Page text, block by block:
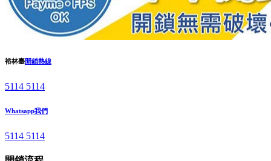
裕林臺開鎖熱線
5114 5114
Whatsapp我們
5114 5114